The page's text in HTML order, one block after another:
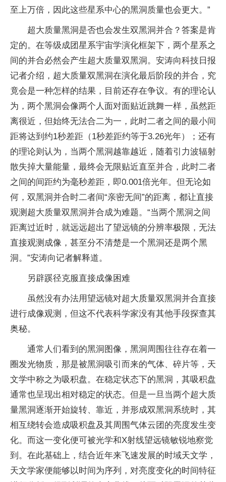
至上万倍，因此这些星系中心的黑洞质量也会更大。”
超大质量黑洞是否也会发生双黑洞并合？答案是肯
定的。在等级成团星系宇宙学演化框架下，两个星系之
间的并合必然会产生超大质量双黑洞。安涛向科技日报
记者介绍，超大质量双黑洞在演化最后阶段的并合，究
竟会是一种怎样的结果，目前还存在争议。有的理论认
为，两个黑洞会像两个人面对面贴近跳舞一样，虽然距
离很近，但始终无法合二为一，此时二者之间的最小间
距将达到约1秒差距（1秒差距约等于3.26光年）；还有
的理论则认为，当两个黑洞越靠越近，随着引力波辐射
散失掉大量能量，最终会无限贴近直至并合，此时二者
之间的间距约为毫秒差距，即0.001倍光年。但无论如
何，双黑洞并合时二者间“亲密无间”的距离，都让直接
观测超大质量双黑洞并合成为难题。“当两个黑洞之间
距离过近时，就远远超出了望远镜的分辨率极限，无法
直接观测成像，甚至分不清楚是一个黑洞还是两个黑
洞。”安涛向记者解释道。
另辟蹊径克服直接成像困难
虽然没有办法用望远镜对超大质量双黑洞并合直接
进行成像观测，但这不代表科学家没有其他手段探查其
奥秘。
通常人们看到的黑洞图像，黑洞周围往往存在着一
圈发光物质，那是被黑洞吸引而来的气体、碎片等，天
文学中称之为吸积盘。在稳定状态下的黑洞，其吸积盘
通常也呈现出相对稳定的状态。但是一旦当两个超大质
量黑洞逐渐开始旋转、靠近，并形成双黑洞系统时，其
相互绕转会造成吸积盘及其周围气体云团的亮度发生变
化。而这一变化便可被光学和X射线望远镜敏锐地察觉
到。在此基础上，结合近年来飞速发展的时域天文学，
天文学家便能够以时间为序列，对亮度变化的时间特征